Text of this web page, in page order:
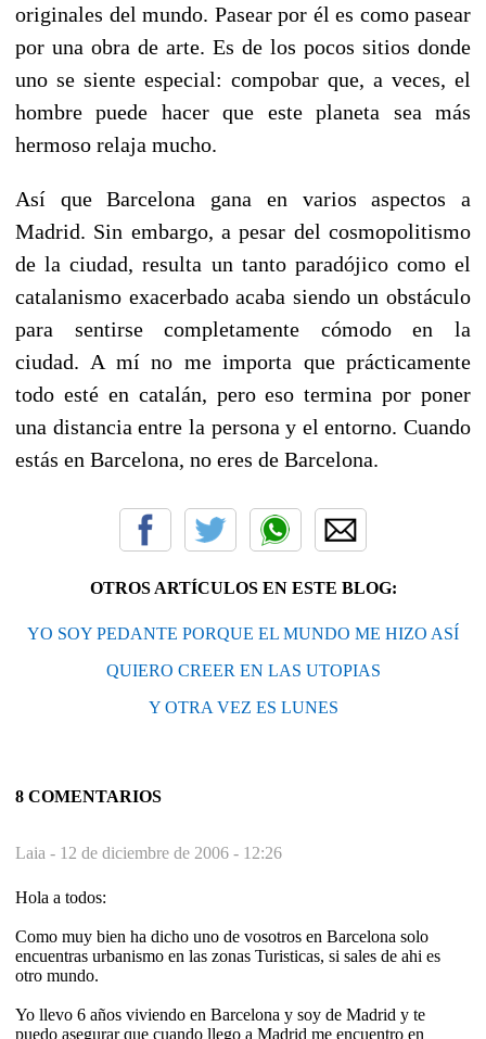
originales del mundo. Pasear por él es como pasear
por una obra de arte. Es de los pocos sitios donde
uno se siente especial: compobar que, a veces, el
hombre puede hacer que este planeta sea más
hermoso relaja mucho.
Así que Barcelona gana en varios aspectos a
Madrid. Sin embargo, a pesar del cosmopolitismo
de la ciudad, resulta un tanto paradójico como el
catalanismo exacerbado acaba siendo un obstáculo
para sentirse completamente cómodo en la
ciudad. A mí no me importa que prácticamente
todo esté en catalán, pero eso termina por poner
una distancia entre la persona y el entorno. Cuando
estás en Barcelona, no eres de Barcelona.
OTROS ARTÍCULOS EN ESTE BLOG:
YO SOY PEDANTE PORQUE EL MUNDO ME HIZO ASÍ
QUIERO CREER EN LAS UTOPIAS
Y OTRA VEZ ES LUNES
8 COMENTARIOS
Laia - 12 de diciembre de 2006 - 12:26
Hola a todos:
Como muy bien ha dicho uno de vosotros en Barcelona solo
encuentras urbanismo en las zonas Turisticas, si sales de ahi es
otro mundo.
Yo llevo 6 años viviendo en Barcelona y soy de Madrid y te
puedo asegurar que cuando llego a Madrid me encuentro en